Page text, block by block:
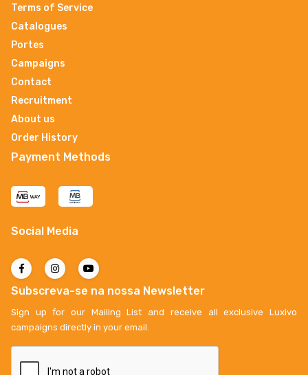
Terms of Service
Catalogues
Portes
Campaigns
Contact
Recruitment
About us
Order History
Payment Methods
Social Media
Subscreva-se na nossa Newsletter
Sign up for our Mailing List and receive all exclusive Luxivo
campaigns directly in your email.